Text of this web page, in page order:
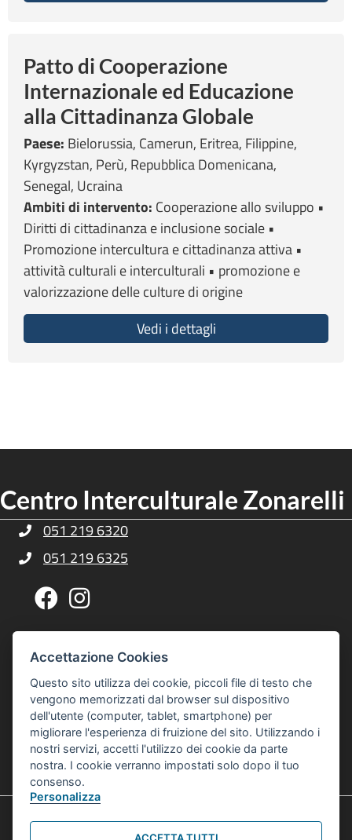
Patto di Cooperazione
Internazionale ed Educazione
alla Cittadinanza Globale
Paese: Bielorussia, Camerun, Eritrea, Filippine,
Kyrgyzstan, Perù, Repubblica Domenicana,
Senegal, Ucraina
Ambiti di intervento: Cooperazione allo sviluppo •
Diritti di cittadinanza e inclusione sociale •
Promozione intercultura e cittadinanza attiva •
attività culturali e interculturali • promozione e
valorizzazione delle culture di origine
Vedi i dettagli
Centro Interculturale Zonarelli
Telefono Centro Culturale Zonarelli
051 219 6320
Telefono Centro Culturale Zonarelli
051 219 6325
Pagina Facebook Centro Zonarelli
Profilo Instagram Centro Zonarelli
Indirizzo Centro Culturale Zonarelli
Email Centro Interculturale Zonarelli
interculturalezonarelli@comune.bologna.it
Informativa Privacy e Cookies
Informativa privacy e cookies
© 2026 Centro Interculturale Zonarelli
Tutti i diritti sono riservati
Accettazione Cookies
Questo sito utilizza dei cookie, piccoli file di testo che
vengono memorizzati dal browser sul dispositivo
dell'utente (computer, tablet, smartphone) per
migliorare l'esperienza di fruizione del sito. Utilizzando i
nostri servizi, accetti l'utilizzo dei cookie da parte
nostra. I cookie verranno impostati solo dopo il tuo
consenso.
Personalizza